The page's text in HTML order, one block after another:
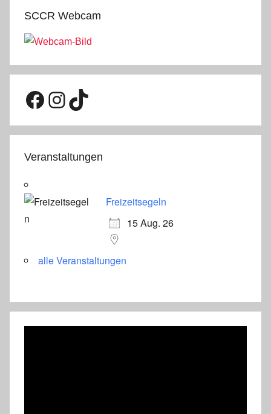
SCCR Webcam
Facebook
Instagram
TikTok
Veranstaltungen
Freizeitsegeln
15 Aug. 26
alle Veranstaltungen